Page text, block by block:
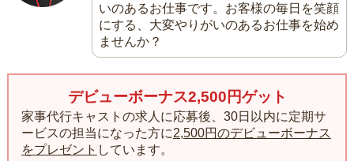
いのあるお仕事です。お客様の毎日を笑顔
にする、大変やりがいのあるお仕事を始め
ませんか？
デビューボーナス2,500円ゲット
家事代行キャストの求人に応募後、30日以内に定期サ
ービスの担当になった方に2,500円のデビューボーナス
をプレゼント しています。